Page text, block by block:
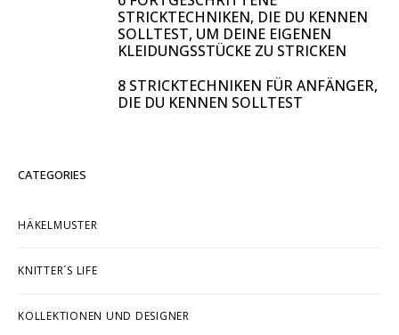
STRICKTECHNIKEN, DIE DU KENNEN
SOLLTEST, UM DEINE EIGENEN
KLEIDUNGSSTÜCKE ZU STRICKEN
8 STRICKTECHNIKEN FÜR ANFÄNGER,
DIE DU KENNEN SOLLTEST
CATEGORIES
HÄKELMUSTER
KNITTER´S LIFE
KOLLEKTIONEN UND DESIGNER